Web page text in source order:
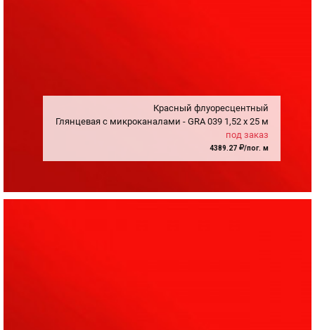
Красный флуоресцентный
Глянцевая с микроканалами - GRA 039 1,52x 25 м
под заказ
4389.27 /пог. м